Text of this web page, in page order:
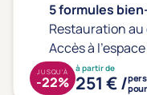
5 formules
Restauration
Accès à
à partir de
251 € /
JUSQU'À
-22%